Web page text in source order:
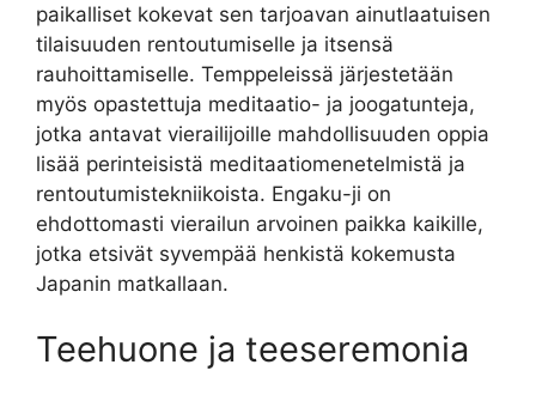
paikalliset kokevat sen tarjoavan ainutlaatuisen
tilaisuuden rentoutumiselle ja itsensä
rauhoittamiselle. Temppeleissä järjestetään
myös opastettuja meditaatio- ja joogatunteja,
jotka antavat vierailijoille mahdollisuuden oppia
lisää perinteisistä meditaatiomenetelmistä ja
rentoutumistekniikoista. Engaku-ji on
ehdottomasti vierailun arvoinen paikka kaikille,
jotka etsivät syvempää henkistä kokemusta
Japanin matkallaan.
Teehuone ja teeseremonia